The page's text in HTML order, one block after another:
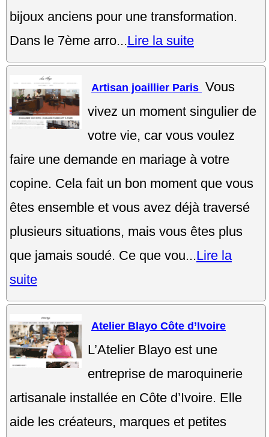
bijoux anciens pour une transformation.
Dans le 7ème arro...Lire la suite
Artisan joaillier Paris Vous
vivez un moment singulier de
votre vie, car vous voulez
faire une demande en mariage à votre
copine. Cela fait un bon moment que vous
êtes ensemble et vous avez déjà traversé
plusieurs situations, mais vous êtes plus
que jamais soudé. Ce que vou...Lire la
suite
Atelier Blayo Côte d’Ivoire
L’Atelier Blayo est une
entreprise de maroquinerie
artisanale installée en Côte d’Ivoire. Elle
aide les créateurs, marques et petites